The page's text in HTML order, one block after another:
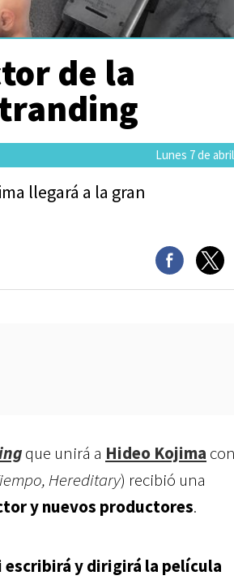
de la
Lunes 7 de
llegará a la gran
que unirá a Hideo Kojima
Hereditary) recibió una
y nuevos productores.
escribirá y dirigirá la película